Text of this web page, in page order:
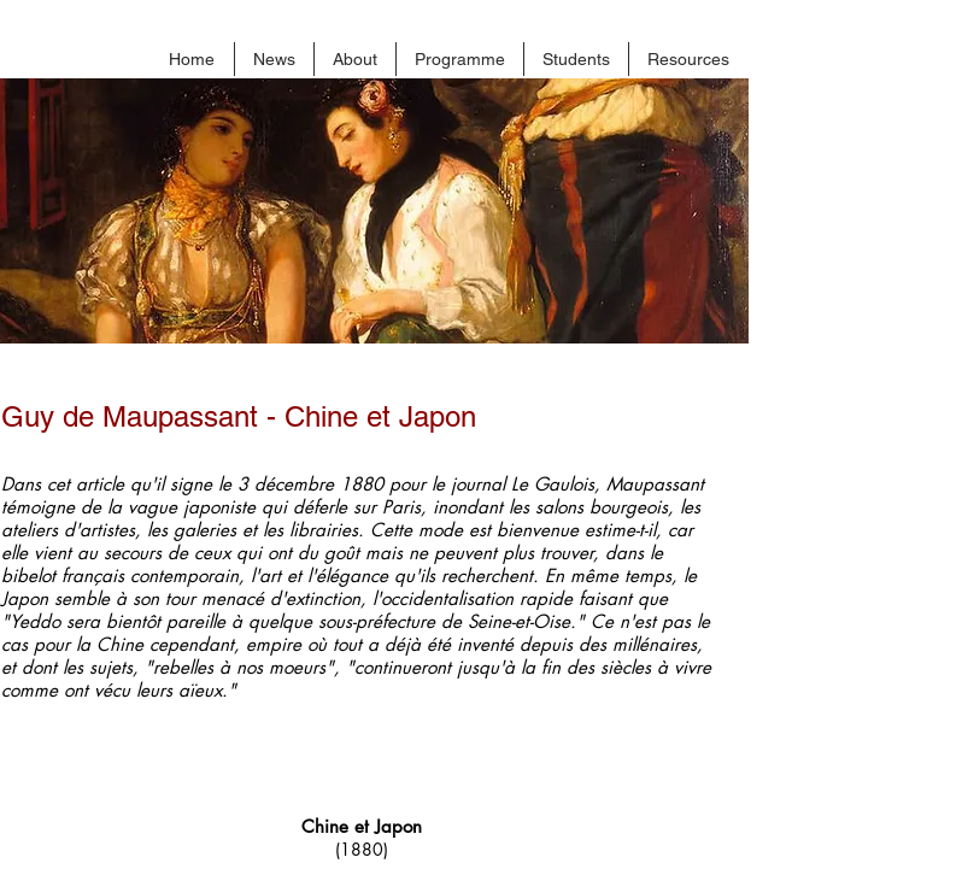
Home News About Programme Students Resources
Guy de Maupassant - Chine et Japon
Dans cet article qu'il signe le 3 décembre 1880 pour le journal Le Gaulois, Maupassant
témoigne de la vague japoniste qui déferle sur Paris, inondant les salons bourgeois, les
ateliers d'artistes, les galeries et les librairies. Cette mode est bienvenue estime-t-il, car
elle vient au secours de ceux qui ont du goût mais ne peuvent plus trouver, dans le
bibelot français contemporain, l'art et l'élégance qu'ils recherchent. En même temps, le
Japon semble à son tour menacé d'extinction, l'occidentalisation rapide faisant que
"Yeddo sera bientôt pareille à quelque sous-préfecture de Seine-et-Oise." Ce n'est pas le
cas pour la Chine cependant, empire où tout a déjà été inventé depuis des millénaires,
et dont les sujets, "rebelles à nos moeurs", "continueront jusqu'à la fin des siècles à vivre
comme ont vécu leurs aïeux."
Chine et Japon
(1880)